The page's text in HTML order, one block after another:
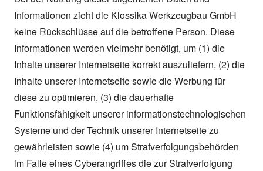
Informationen zieht die Klossika Werkzeugbau GmbH
keine Rückschlüsse auf die betroffene Person. Diese
Informationen werden vielmehr benötigt, um (1) die
Inhalte unserer Internetseite korrekt auszuliefern, (2) die
Inhalte unserer Internetseite sowie die Werbung für
diese zu optimieren, (3) die dauerhafte
Funktionsfähigkeit unserer informationstechnologischen
Systeme und der Technik unserer Internetseite zu
gewährleisten sowie (4) um Strafverfolgungsbehörden
im Falle eines Cyberangriffes die zur Strafverfolgung